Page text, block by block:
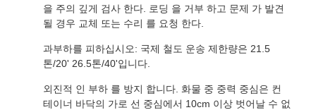
을 주의 깊게 검사 한다. 로딩 을 거부 하고 문제 가 발견
될 경우 교체 또는 수리 를 요청 한다.
과부하를 피하십시오: 국제 철도 운송 제한량은 21.5
톤/20' 26.5톤/40'입니다.
외진적 인 부하 를 방지 합니다. 화물 중 중력 중심은 컨
테이너 바닥의 가로 선 중심에서 10cm 이상 벗어날 수 없